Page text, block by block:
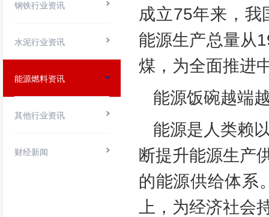
钢铁行业资讯
水泥行业资讯
能源燃料资讯
其他行业资讯
财经新闻
成立75年来，
能源生产总量从
煤，为全面推进
能源饭碗越端
能源是人类赖
断提升能源生产
的能源供给体系
上，为经济社